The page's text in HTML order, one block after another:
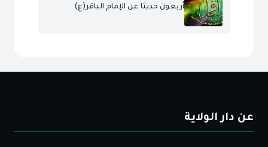
أربعون حديثا عن الإمام الباقر(ع)
عن دار الولاية